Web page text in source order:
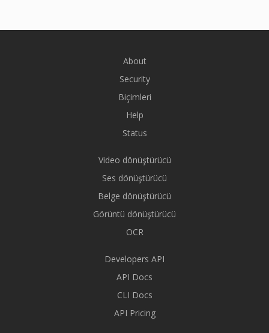
About
Security
Biçimleri
Help
Status
Video dönüştürücü
Ses dönüştürücü
Belge dönüştürücü
Görüntü dönüştürücü
OCR
Developers API
API Docs
CLI Docs
API Pricing